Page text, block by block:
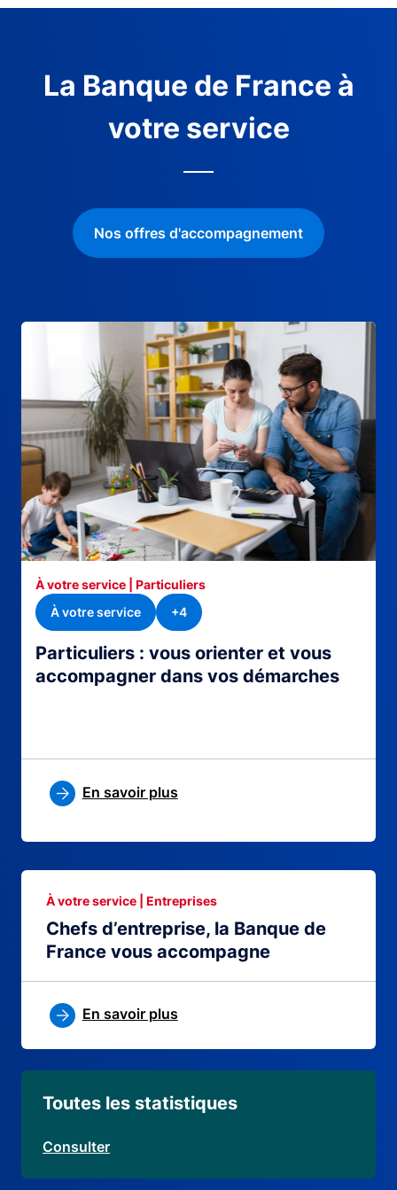
La Banque de France à
votre service
Nos offres d'accompagnement
Particuliers : vous orienter et vous
accompagner dans vos démarches
À votre service | Particuliers
À votre service
+4
En savoir plus
Chefs d’entreprise, la Banque de
France vous accompagne
À votre service | Entreprises
En savoir plus
Toutes les statistiques
Consulter